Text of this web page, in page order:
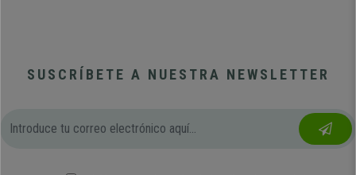
SUSCRÍBETE A NUESTRA NEWSLETTER